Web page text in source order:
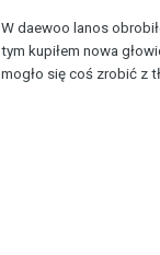
W daewoo lanos
tym kupiłem nowa
mogło się coś zrobić z